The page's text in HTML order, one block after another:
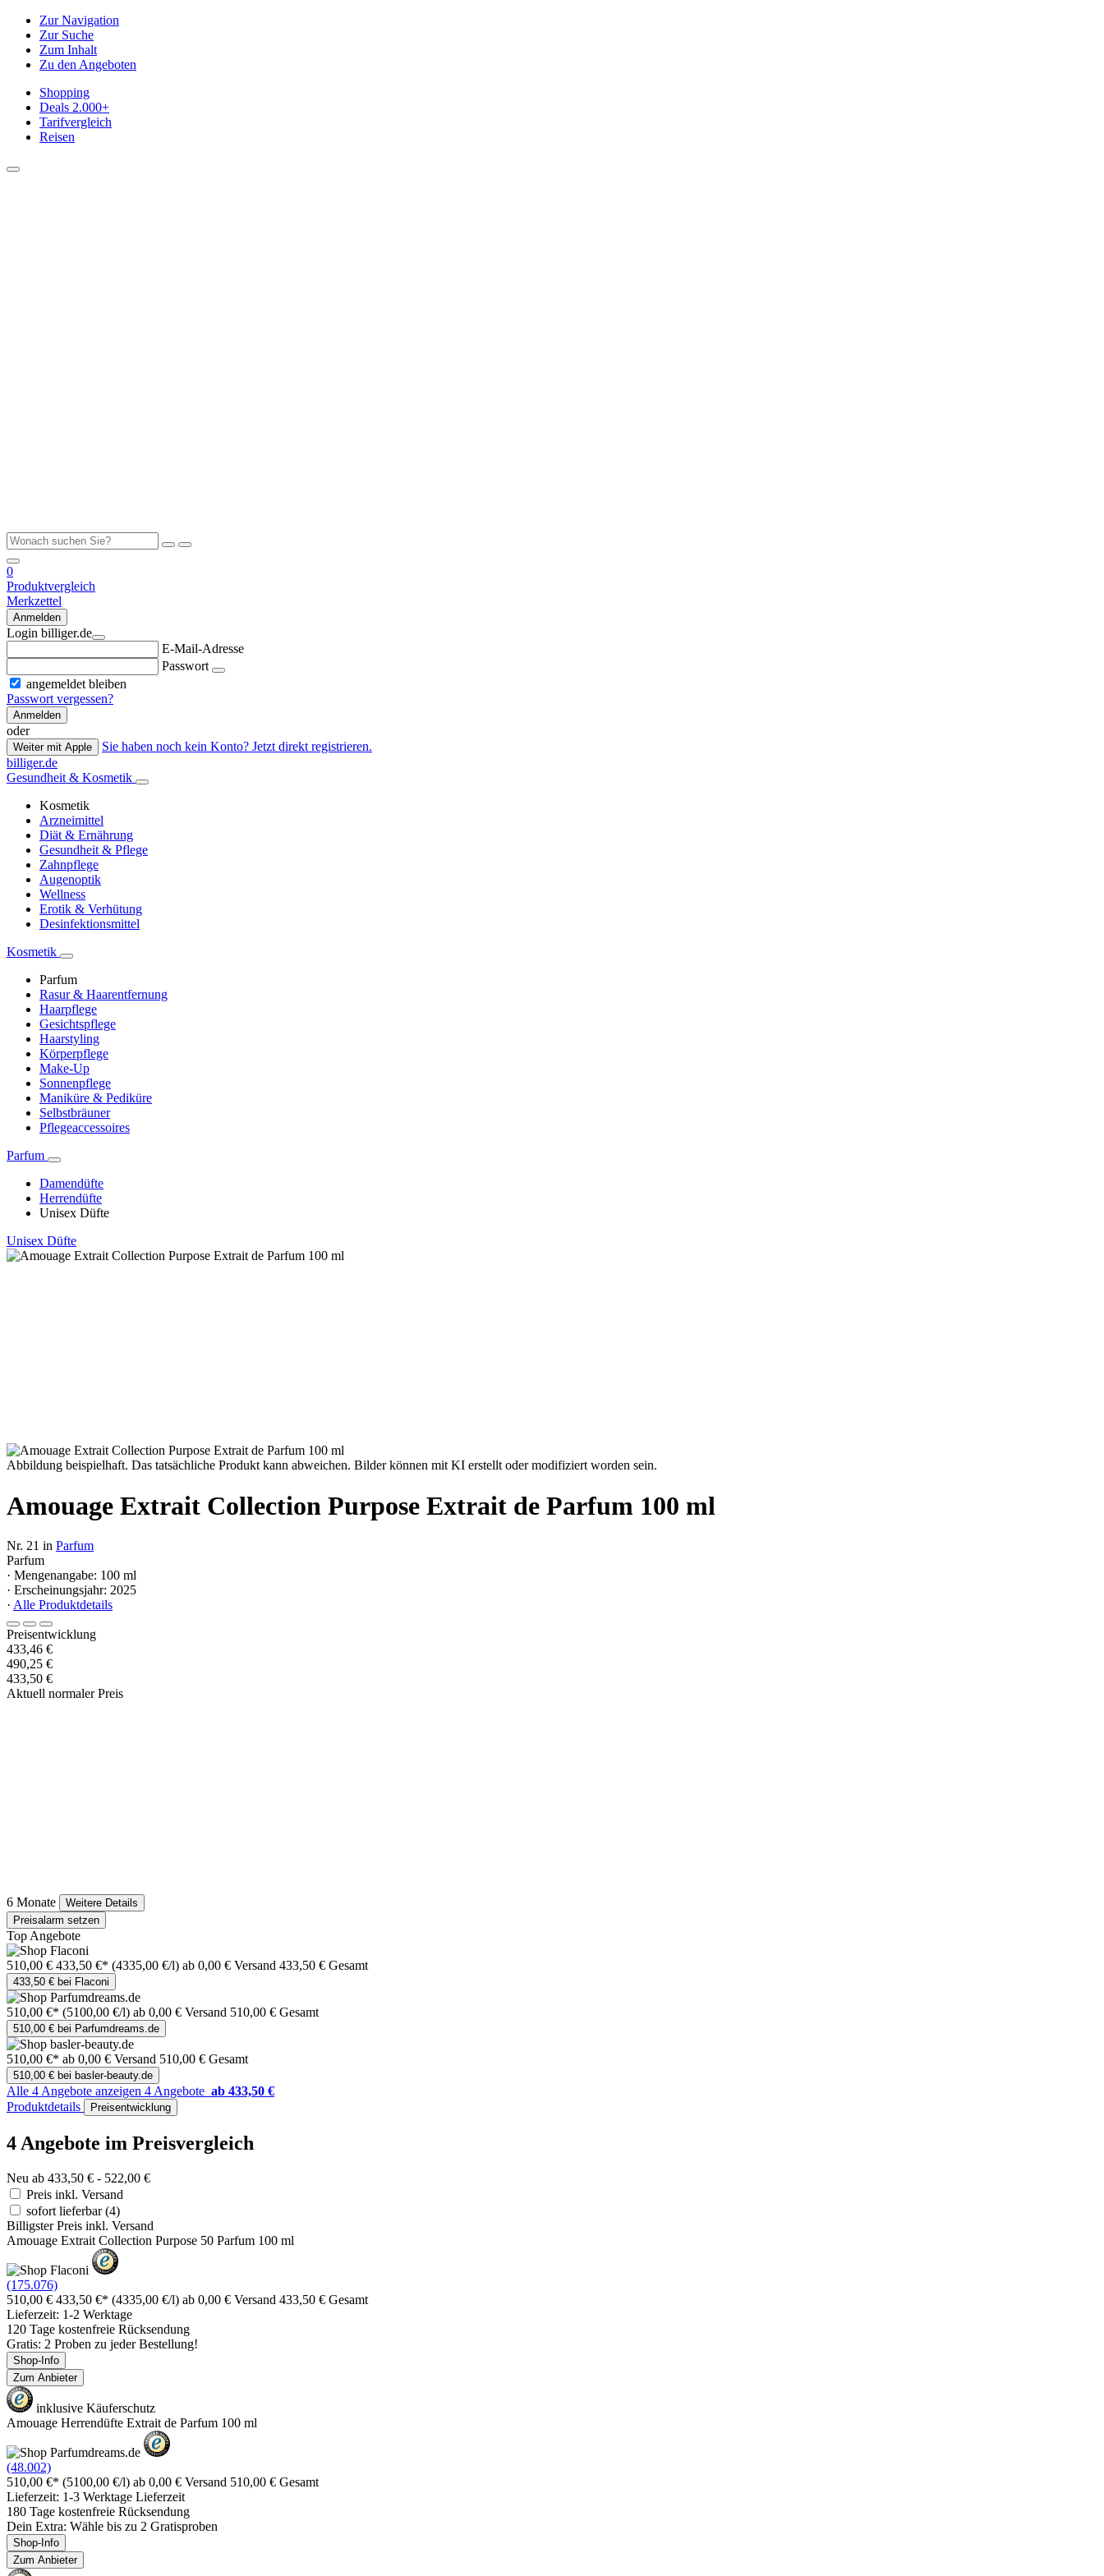
Zur Navigation
Zur Suche
Zum Inhalt
Zu den Angeboten
Shopping
Deals 2.000+
Tarifvergleich
Reisen
0
Produktvergleich
Merkzettel
Anmelden
Login billiger.de
E-Mail-Adresse
Passwort
angemeldet bleiben
Passwort vergessen?
Anmelden
oder
Weiter mit Apple
Sie haben noch kein Konto? Jetzt direkt registrieren.
billiger.de
Gesundheit & Kosmetik
Kosmetik
Arzneimittel
Diät & Ernährung
Gesundheit & Pflege
Zahnpflege
Augenoptik
Wellness
Erotik & Verhütung
Desinfektionsmittel
Kosmetik
Parfum
Rasur & Haarentfernung
Haarpflege
Gesichtspflege
Haarstyling
Körperpflege
Make-Up
Sonnenpflege
Maniküre & Pediküre
Selbstbräuner
Pflegeaccessoires
Parfum
Damendüfte
Herrendüfte
Unisex Düfte
Unisex Düfte
Abbildung beispielhaft. Das tatsächliche Produkt kann abweichen. Bilder können mit KI erstellt oder modifiziert worden sein.
Amouage Extrait Collection Purpose Extrait de Parfum 100 ml
Nr. 21 in Parfum
Parfum
· Mengenangabe: 100 ml
· Erscheinungsjahr: 2025
· Alle Produktdetails
Preisentwicklung
433,46 €
490,25 €
433,50 €
Aktuell normaler Preis
6 Monate
Weitere Details
Preisalarm setzen
Top Angebote
510,00 € 433,50 €* (4335,00 €/l) ab 0,00 € Versand 433,50 € Gesamt
433,50 € bei Flaconi
510,00 €* (5100,00 €/l) ab 0,00 € Versand 510,00 € Gesamt
510,00 € bei Parfumdreams.de
510,00 €* ab 0,00 € Versand 510,00 € Gesamt
510,00 € bei basler-beauty.de
Alle 4 Angebote anzeigen 4 Angebote ab 433,50 €
Produktdetails
Preisentwicklung
4 Angebote im Preisvergleich
Neu ab 433,50 € - 522,00 €
Preis inkl. Versand
sofort lieferbar(4)
Billigster Preis inkl. Versand
Amouage Extrait Collection Purpose 50 Parfum 100 ml
(175.076)
510,00 € 433,50 €* (4335,00 €/l) ab 0,00 € Versand 433,50 € Gesamt
Lieferzeit: 1-2 Werktage
120 Tage kostenfreie Rücksendung
Gratis: 2 Proben zu jeder Bestellung!
Shop-Info
Zum Anbieter
inklusive Käuferschutz
Amouage Herrendüfte Extrait de Parfum 100 ml
(48.002)
510,00 €* (5100,00 €/l) ab 0,00 € Versand 510,00 € Gesamt
Lieferzeit: 1-3 Werktage Lieferzeit
180 Tage kostenfreie Rücksendung
Dein Extra: Wähle bis zu 2 Gratisproben
Shop-Info
Zum Anbieter